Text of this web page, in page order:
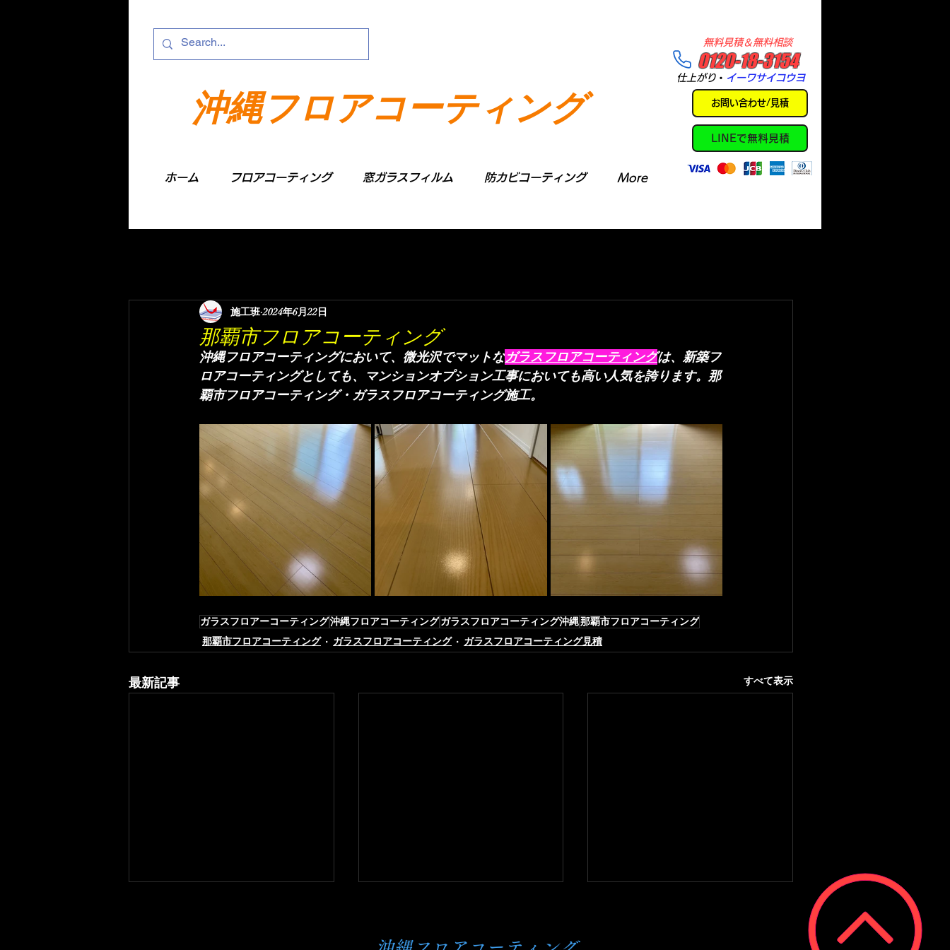
沖縄フロアコーティング
ホーム フロアコーティング 窓ガラスフィルム 防カビコーティング More
​0120-18-3154
​無料見積＆無料相談
​仕上がり ・ イーワサイコウヨ
お問い合わせ/見積
LINEで無料見積
那覇市フロアコーティング
施工班 2024年6月22日
沖縄フロアコーティングにおいて、微光沢でマットなガラスフロアコーティングは、新築フ
ロアコーティングとしても、マンションオプション工事においても高い人気を誇ります。那
覇市フロアコーティング・ガラスフロアコーティング施工。
ガラスフロアーコーティング沖縄フロアコーティングガラスフロアコーティング沖縄那覇市フロアコーティング
那覇市フロアコーティング
ガラスフロアコーティング ガラスフロアコーティング見積
最新記事 すべて表示